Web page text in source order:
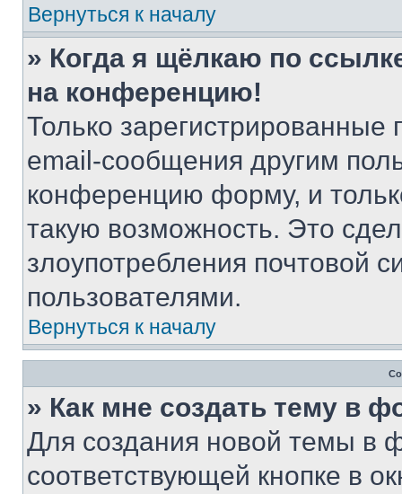
Вернуться к началу
» Когда я щёлкаю по
на конференцию!
Только зарегистрированные
email-сообщения другим
конференцию форму, и
такую возможность. Это
злоупотребления почтовой
пользователями.
Вернуться к началу
» Как мне создать тему в
Для создания новой темы в
соответствующей кнопке в